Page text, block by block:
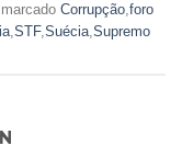
Corrupção,foro
,STF,Suécia,Supremo